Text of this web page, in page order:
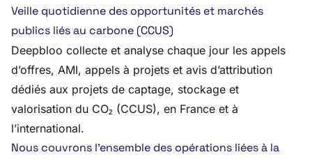
Veille quotidienne des opportunités et marchés
publics liés au carbone (CCUS)
Deepbloo collecte et analyse chaque jour les appels
d’offres, AMI, appels à projets et avis d’attribution
dédiés aux projets de captage, stockage et
valorisation du CO₂ (CCUS), en France et à
l’international.
Nous couvrons l’ensemble des opérations liées à la